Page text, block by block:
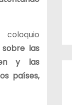
sobre las
y las
países,